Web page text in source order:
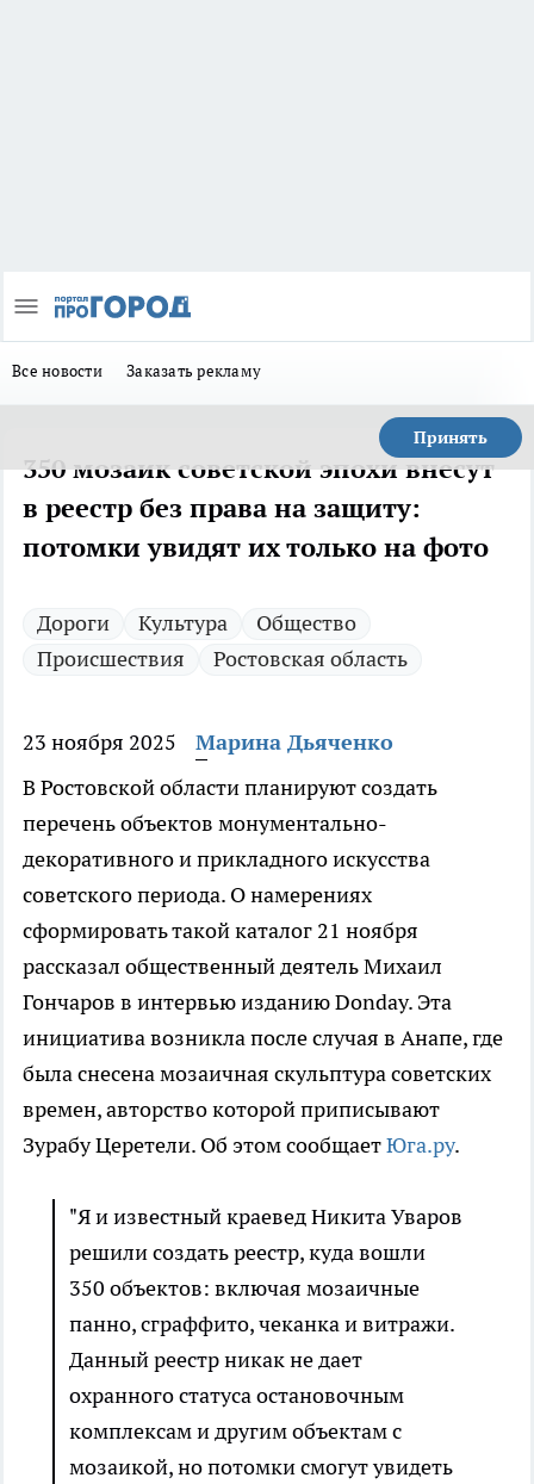
Все новости Заказать рекламу
Принять
350 мозаик советской эпохи внесут
в реестр без права на защиту:
потомки увидят их только на фото
Дороги Культура
Общество
Происшествия
Ростовская область
23 ноября 2025
Марина Дьяченко
В Ростовской области планируют создать
перечень объектов монументально-
декоративного и прикладного искусства
советского периода. О намерениях
сформировать такой каталог 21 ноября
рассказал общественный деятель Михаил
Гончаров в интервью изданию Donday. Эта
инициатива возникла после случая в Анапе, где
была снесена мозаичная скульптура советских
времен, авторство которой приписывают
Зурабу Церетели. Об этом сообщаетЮга.ру.
"Я и известный краевед Никита Уваров
решили создать реестр, куда вошли
350 объектов: включая мозаичные
панно, сграффито, чеканка и витражи.
Данный реестр никак не дает
охранного статуса остановочным
комплексам и другим объектам с
мозаикой, но потомки смогут увидеть